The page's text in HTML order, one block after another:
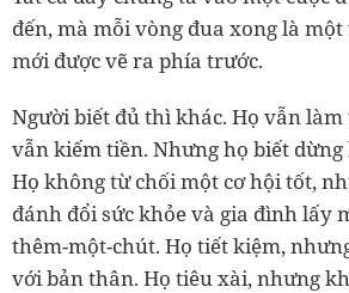
đến, mà mỗi vòng đua xong là
mới được vẽ ra phía trước.
Người biết đủ thì khác. Họ vẫn làm
vẫn kiếm tiền. Nhưng họ biết dừng
Họ không từ chối một cơ hội tốt,
đánh đổi sức khỏe và gia đình lấy
thêm-một-chút. Họ tiết kiệm,
với bản thân. Họ tiêu xài, nhưng